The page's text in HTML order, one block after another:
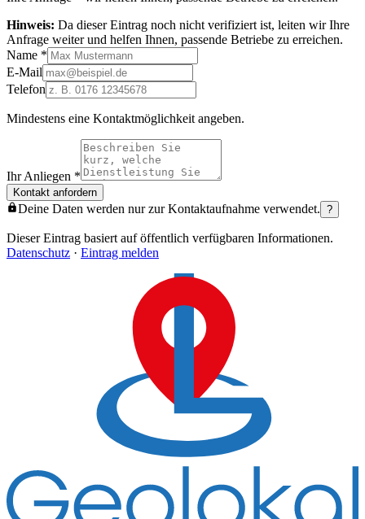
Hinweis: Da dieser Eintrag noch nicht verifiziert ist, leiten wir Ihre
Anfrage weiter und helfen Ihnen, passende Betriebe zu erreichen.
Name *
E-Mail
Telefon
Mindestens eine Kontaktmöglichkeit angeben.
Ihr Anliegen *
Kontakt anfordern
Deine Daten werden nur zur Kontaktaufnahme verwendet. ?
Dieser Eintrag basiert auf öffentlich verfügbaren Informationen.
Datenschutz · Eintrag melden